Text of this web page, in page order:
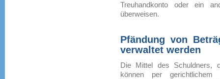
Treuhandkonto oder ein
überweisen.
Pfändung von
verwaltet werden
Die Mittel des Schuldners,
können per gerichtlichem